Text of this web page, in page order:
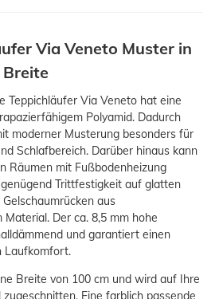
Via Veneto Muster in
Breite
Teppichläufer Via Veneto hat eine
Polyamid. Dadurch
moderner Musterung besonders für
Schlafbereich. Darüber hinaus kann
Räumen mit Fußbodenheizung
Trittfestigkeit auf glatten
aus
Der ca. 8,5 mm hohe
und garantiert einen
Laufkomfort.
Breite von 100 cm und wird auf Ihre
Eine farblich passende